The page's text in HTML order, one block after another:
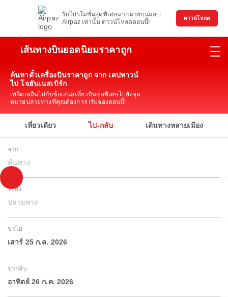
รับโปรโมชั่นสุดพิเศษมากมายบนแอป
Airpaz เท่านั้น ดาวน์โหลดตอนนี้!
ดาวน์โหลด
เส้นทางบินยอดนิยมราคาถูก
ค้นหาตั๋วเครื่องบินราคาถูก จาก เคปทาวน์
ไป โจฮันเนสเบิร์ก
เพลิดเพลินไปกับข้อเสนอเที่ยวบินสุดพิเศษไปยังจุด
หมายปลายทางที่คุณต้องการ เริ่มจองตอนนี้!
เที่ยวเดียว ไป-กลับ เดินทางหลายเมือง
จาก
ต้นทาง
ไปยัง
ปลายทาง
ขาไป
เสาร์ 25 ก.ค. 2026
ขากลับ
อาทิตย์ 26 ก.ค. 2026